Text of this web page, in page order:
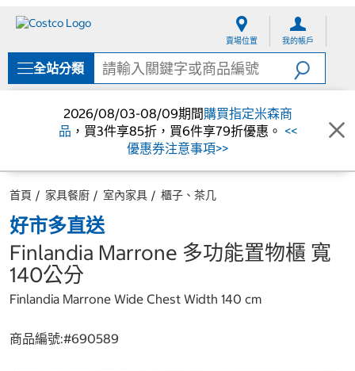
單
賣場位置 我的帳戶
全站分類
2026/08/03-08/09期間購買指定米森商
品 ，買3件享85折，買6件享79折優惠。 <<
優惠券注意事項>>
首頁 家具餐廚 室內家具 櫃子、茶几
好市多直送
Finlandia Marrone 多功能置物櫃 寬
140公分
Finlandia Marrone Wide Chest Width 140 cm
商品編號:#690589